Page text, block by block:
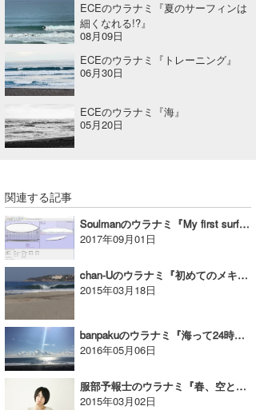
ECEのウラナミ『夏のサーフィンは
細くなれる!?』
08月09日
ECEのウラナミ『トレーニング』
06月30日
ECEのウラナミ『海』
05月20日
関連する記事
Soulmanのウラナミ『My first surfboard』
2017年09月01日
chan-Uのウラナミ『初めてのメキシコ。～プエルトエスコンディド編～』
2015年03月18日
banpakuのウラナミ『海って24時間営業！？・・・』
2016年05月06日
服部予報士のウラナミ『春、空と海との間には…』
2015年03月02日
wanda
予報士 hiro.
banpaku
Mr.K
Romisea